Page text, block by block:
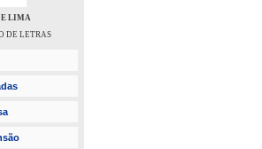
LIMA
DE LETRAS